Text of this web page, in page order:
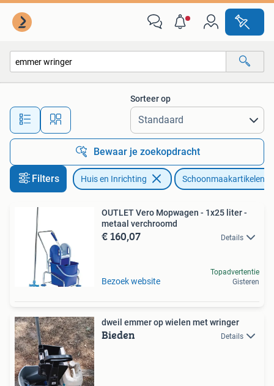
Alle afstanden…
Sorteer op
Bewaar je zoekopdracht
Filters Huis en Inrichting Schoonmaakartikelen
OUTLET Vero Mopwagen - 1x25 liter -
metaal verchroomd
€ 160,07 Details
Bezoek website
Topadvertentie
Gisteren
dweil emmer op wielen met wringer
Bieden Details